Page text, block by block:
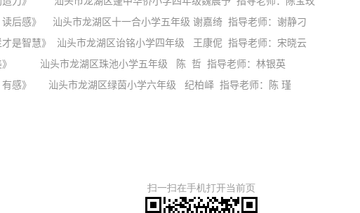
感》 汕头市龙湖区十一合小学五年级 谢嘉绮 指导老师：谢静刁
是智慧》 汕头市龙湖区诒铭小学四年级 王康伲 指导老师：宋晓云
汕头市龙湖区珠池小学五年级 陈 哲 指导老师：林银英
感》 汕头市龙湖区绿茵小学六年级 纪柏峄 指导老师：陈 瑾
扫一扫在手机打开当前页